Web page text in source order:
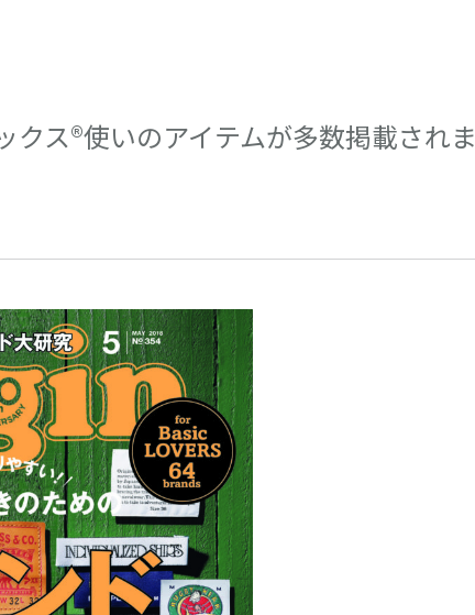
クス®使いのアイテムが多数掲載され